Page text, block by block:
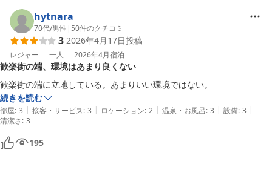
カプセルホテル ふらる
2026-03-24
hytnara
70代/男性 | 50件のクチコミ
3 2026年4月17日投稿
レジャー 一人 2026年4月宿泊
歓楽街の端、環境はあまり良くない
歓楽街の端に立地している。あまりいい環境ではない。
続きを読む
部屋: 3 | 接客・サービス: 3 | ロケーション: 2 | 温泉・お風呂: 3 | 設備: 3 |
清潔さ: 3
195